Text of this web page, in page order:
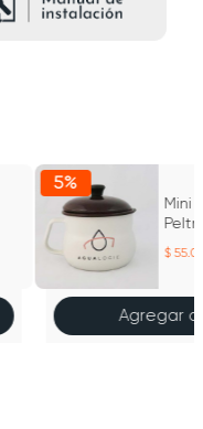
5%
Mini
Agregar